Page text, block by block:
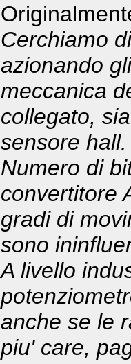
Cerchiamo
azionando
meccanica
collegato,
sensore hall.
Numero di
convertitore
gradi di
sono
A livello
anche se le
piu' care,